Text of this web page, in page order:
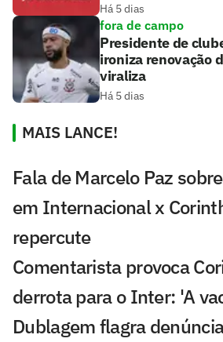
Há 5 dias
fora de campo
Presidente de
ironiza renovação
viraliza
Há 5 dias
MAIS LANCE!
Fala de Marcelo Paz
em Internacional x
repercute
Comentarista provoca
derrota para o Inter: 'A
Dublagem flagra